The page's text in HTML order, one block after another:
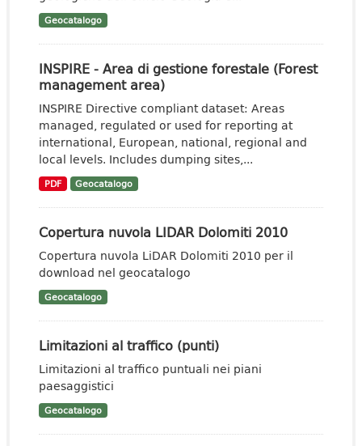
Geocatalogo
INSPIRE - Area di gestione forestale (Forest
management area)
INSPIRE Directive compliant dataset: Areas
managed, regulated or used for reporting at
international, European, national, regional and
local levels. Includes dumping sites,...
PDF Geocatalogo
Copertura nuvola LIDAR Dolomiti 2010
Copertura nuvola LiDAR Dolomiti 2010 per il
download nel geocatalogo
Geocatalogo
Limitazioni al traffico (punti)
Limitazioni al traffico puntuali nei piani
paesaggistici
Geocatalogo